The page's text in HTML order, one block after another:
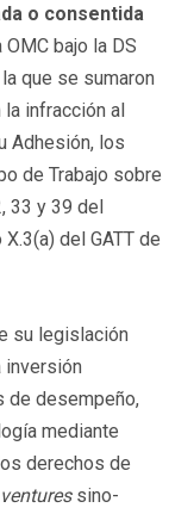
o consentida
bajo la DS
que se sumaron
la infracción al
Adhesión, los
de Trabajo sobre
33 y 39 del
del GATT de
su legislación
inversión
de desempeño,
mediante
derechos de
sino-